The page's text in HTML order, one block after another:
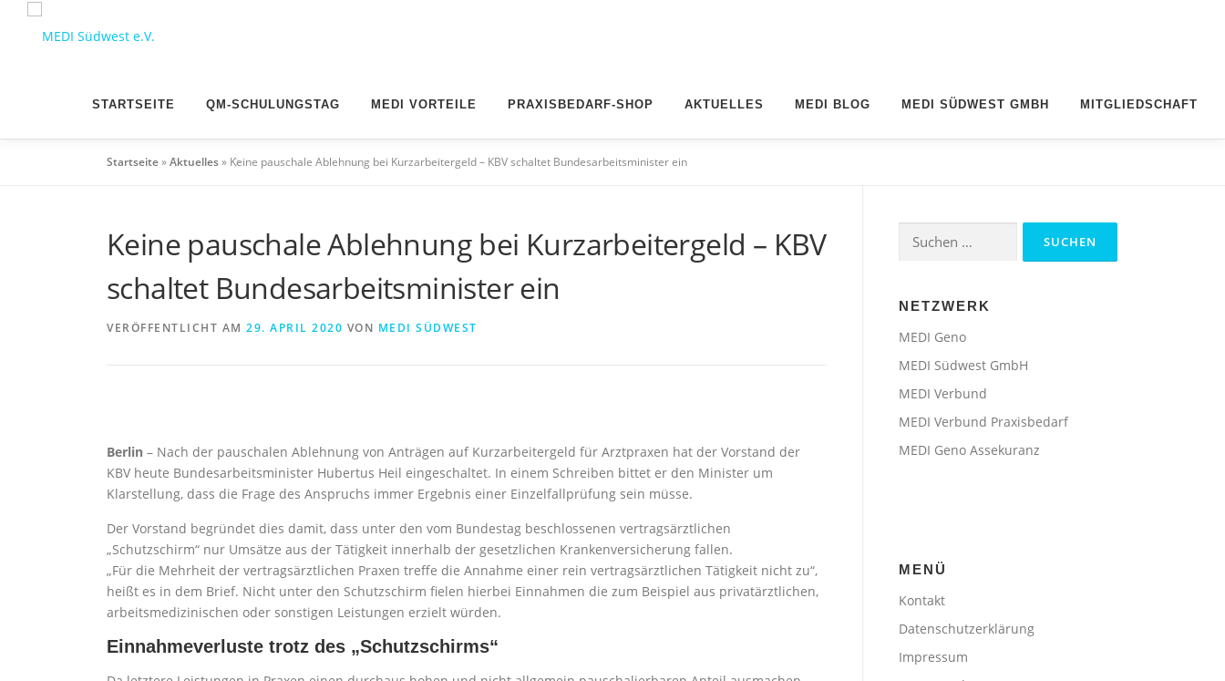
STARTSEITE QM-SCHULUNGSTAG MEDI VORTEILE PRAXISBEDARF-SHOP AKTUELLES MEDI BLOG MEDI SÜDWEST GMBH MITGLIEDSCHAFT
Startseite»Aktuelles» Keine pauschale Ablehnung bei Kurzarbeitergeld – KBV schaltet Bundesarbeitsminister ein
Keine pauschale Ablehnung bei Kurzarbeitergeld – KBV
schaltet Bundesarbeitsminister ein
VERÖFFENTLICHT AM 29. APRIL 2020 VON MEDI SÜDWEST
Berlin – Nach der pauschalen Ablehnung von Anträgen auf Kurzarbeitergeld für Arztpraxen hat der Vorstand der
KBV heute Bundesarbeitsminister Hubertus Heil eingeschaltet. In einem Schreiben bittet er den Minister um
Klarstellung, dass die Frage des Anspruchs immer Ergebnis einer Einzelfallprüfung sein müsse.
Der Vorstand begründet dies damit, dass unter den vom Bundestag beschlossenen vertragsärztlichen
„Schutzschirm“ nur Umsätze aus der Tätigkeit innerhalb der gesetzlichen Krankenversicherung fallen.
„Für die Mehrheit der vertragsärztlichen Praxen treffe die Annahme einer rein vertragsärztlichen Tätigkeit nicht zu“,
heißt es in dem Brief. Nicht unter den Schutzschirm fielen hierbei Einnahmen die zum Beispiel aus privatärztlichen,
arbeitsmedizinischen oder sonstigen Leistungen erzielt würden.
Einnahmeverluste trotz des „Schutzschirms“
nach:
NETZWERK
MEDI Geno
MEDI Südwest GmbH
MEDI Verbund
MEDI Verbund Praxisbedarf
MEDI Geno Assekuranz
MENÜ
Kontakt
Datenschutzerklärung
Impressum